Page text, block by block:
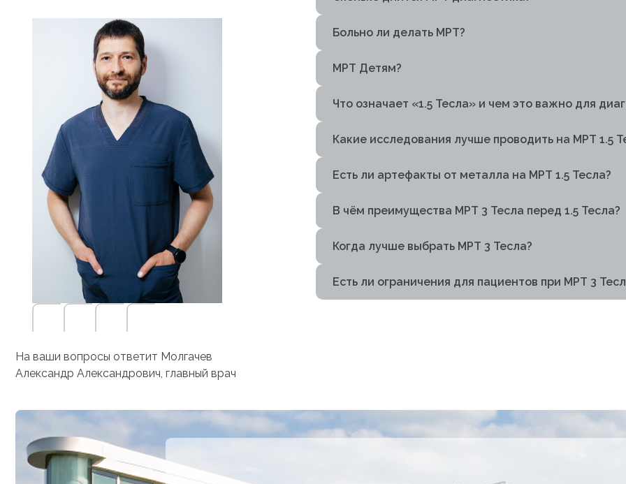
На ваши вопросы ответит Молгачев
Александр Александрович, главный врач
Больно ли делать МРТ?
МРТ Детям?
Что означает «1.5 Тесла» и чем это важно для
Какие исследования лучше проводить на МРТ 1.5
Есть ли артефакты от металла на МРТ 1.5 Тесла?
В чём преимущества МРТ 3 Тесла перед 1.5 Тесла?
Когда лучше выбрать МРТ 3 Тесла?
Есть ли ограничения для пациентов при МРТ 3